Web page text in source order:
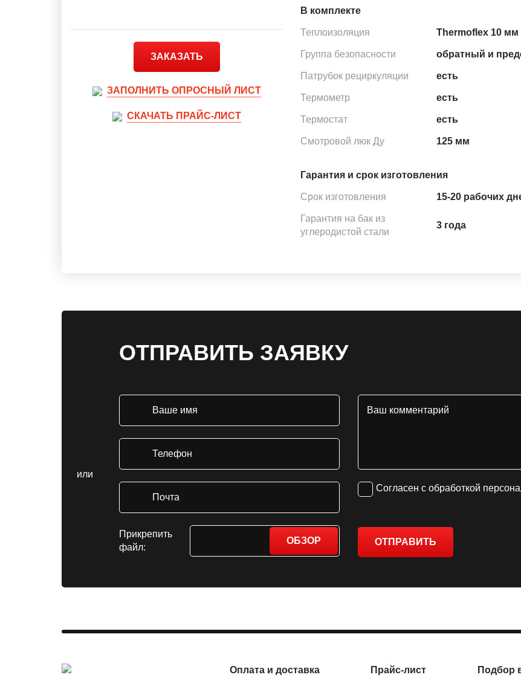
ЗАКАЗАТЬ
ЗАПОЛНИТЬ ОПРОСНЫЙ ЛИСТ
СКАЧАТЬ ПРАЙС-ЛИСТ
В комплекте
Теплоизоляция Thermoflex 10
Группа безопасности обратный и
Патрубок рециркуляции есть
Термометр есть
Термостат есть
Смотровой люк Ду 125 мм
Гарантия и срок изготовления
Срок изготовления 15-20 рабочих
Гарантия на бак из
углеродистой стали
3 года
ОТПРАВИТЬ ЗАЯВКУ
или
Прикрепить
файл:
ОБЗОР
Согласен с обработкой
ОТПРАВИТЬ
Оплата и доставка Прайс-лист Подбор